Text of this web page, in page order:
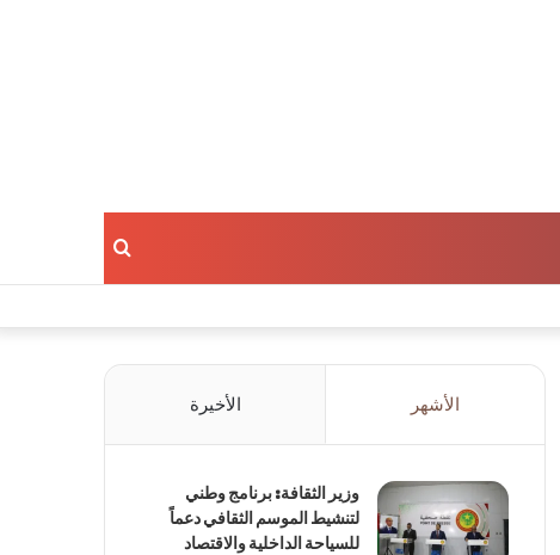
بحث
الأشهر الأخيرة
وزير الثقافة: برنامج وطني
لتنشيط الموسم الثقافي دعماً
للسياحة الداخلية والاقتصاد